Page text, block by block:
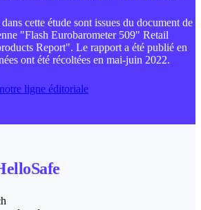
cette étude sont issues du document de
"Flash Eurobarometer 509" Retail
Report". Le rapport a été publié en
ont été récoltées en mai-juin 2022.
ligne éditoriale